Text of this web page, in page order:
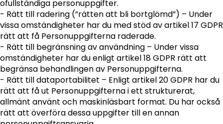
ofullständiga personuppgifter.
- Rätt till radering (”rätten att bli bortglömd”) – Under
vissa omständigheter har du med stöd av artikel 17 GDPR
rätt att få Personuppgifterna raderade.
- Rätt till begränsning av användning – Under vissa
omständigheter har du enligt artikel 18 GDPR rätt att
begränsa behandlingen av Personuppgifterna.
- Rätt till dataportabilitet – Enligt artikel 20 GDPR har du
rätt att få ut Personuppgifterna i ett strukturerat,
allmänt använt och maskinläsbart format. Du har också
rätt att överföra dessa uppgifter till en annan